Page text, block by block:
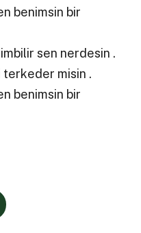
benimsin bir
sen nerdesin .
terkeder misin .
benimsin bir